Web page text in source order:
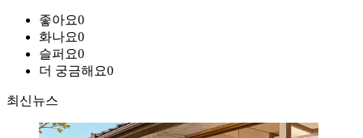
좋아요0
화나요0
슬퍼요0
더 궁금해요0
최신뉴스